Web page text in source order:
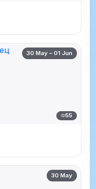
30 May – 01 Jun
55
30 May